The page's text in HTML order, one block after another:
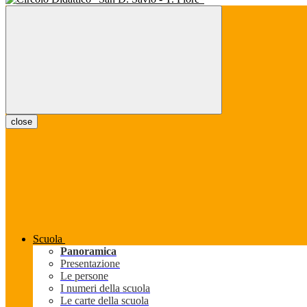
close
Scuola
Panoramica
Presentazione
Le persone
I numeri della scuola
Le carte della scuola